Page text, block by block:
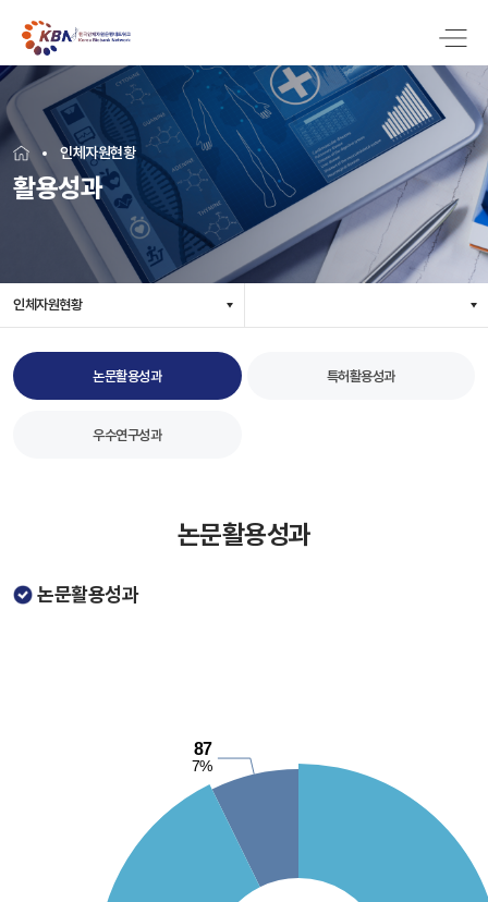
인체자원현황
활용성과
인체자원현황
논문활용성과 특허활용성과
우수연구성과
논문활용성과
논문활용성과